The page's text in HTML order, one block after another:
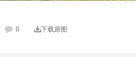
0 下载原图